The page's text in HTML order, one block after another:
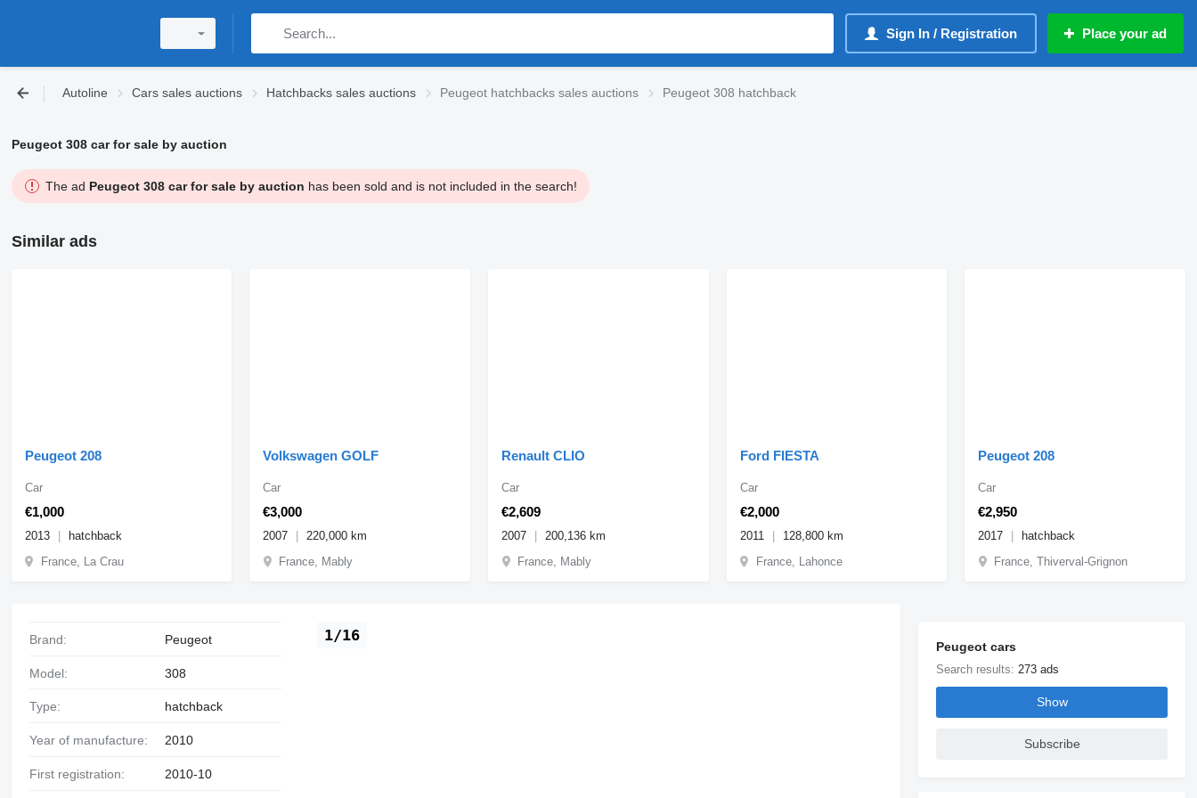
Sign In / Registration Place your ad
Autoline Cars sales auctions Hatchbacks sales auctions Peugeot hatchbacks sales auctions Peugeot 308 hatchback
Peugeot 308 car for sale by auction
The ad Peugeot 308 car for sale by auction has been sold and is not included in the search!
Similar ads
Peugeot 208
€1,000
Car
2013
hatchback
France, La Crau
Volkswagen GOLF
€3,000
Car
2007
220,000 km
France, Mably
Renault CLIO
€2,609
Car
2007
200,136 km
France, Mably
Ford FIESTA
€2,000
Car
2011
128,800 km
France, Lahonce
Peugeot 208
€2,950
Car
2017
hatchback
France, Thiverval-Grignon
1/16
Brand: Peugeot
Model: 308
Type: hatchback
Year of manufacture: 2010
First registration: 2010-10
Peugeot cars
Search results: 273 ads
Show
Subscribe